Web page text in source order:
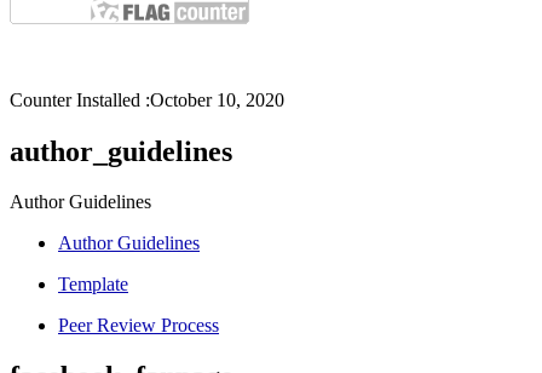
Counter Installed :October 10, 2020
author_guidelines
Author Guidelines
Author Guidelines
Template
Peer Review Process